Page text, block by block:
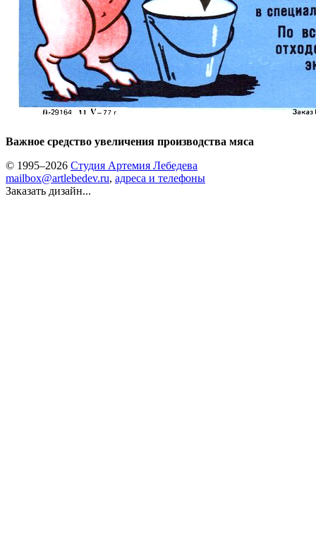
Важное средство увеличения производства мяса
© 1995–2026 Студия Артемия Лебедева
mailbox@artlebedev.ru, адреса и телефоны
Заказать дизайн...